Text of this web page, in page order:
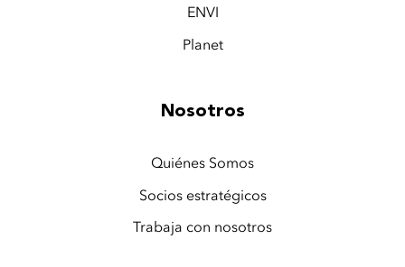
ENVI
Planet
Nosotros
Quiénes Somos
Socios estratégicos
Trabaja con nosotros